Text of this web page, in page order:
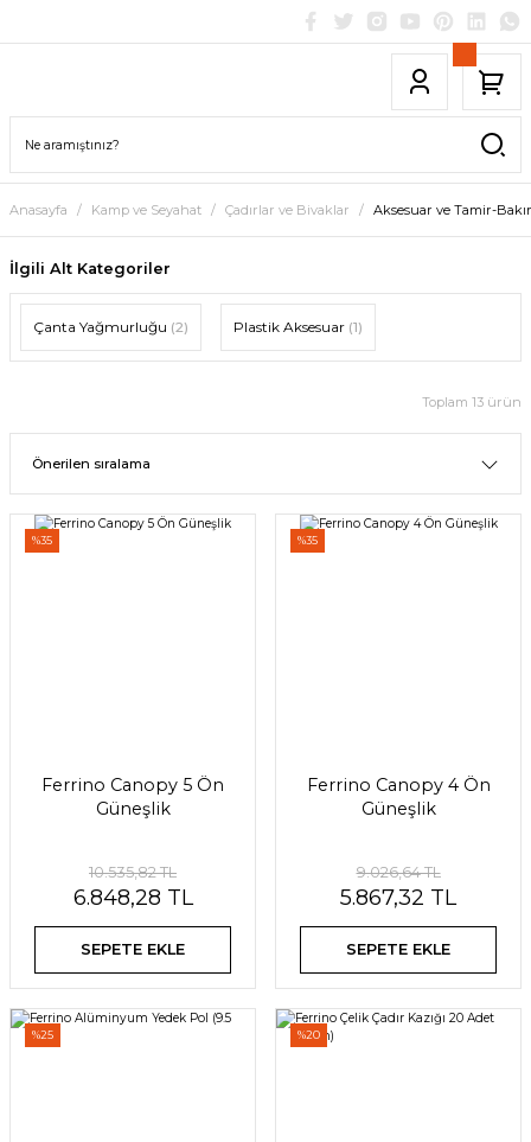
Anasayfa Kamp ve Seyahat Çadırlar ve Bivaklar Aksesuar ve Tamir-
İlgili Alt Kategoriler
Çanta Yağmurluğu (2) Plastik Aksesuar (1)
Toplam 13 ürün
%35
Ferrino Canopy 5 Ön
Güneşlik
10.535,82 TL
6.848,28 TL
SEPETE EKLE
%35
Ferrino Canopy 4 Ön
Güneşlik
9.026,64 TL
5.867,32 TL
SEPETE EKLE
%25 %20